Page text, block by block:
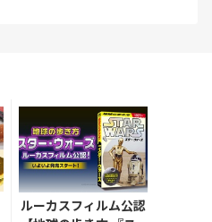
ルーカスフィルム公認